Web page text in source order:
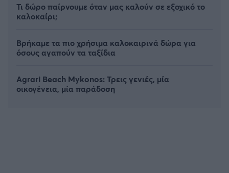
Τι δώρο παίρνουμε όταν μας καλούν σε εξοχικό το
καλοκαίρι;
Βρήκαμε τα πιο χρήσιμα καλοκαιρινά δώρα για
όσους αγαπούν τα ταξίδια
Agrari Beach Mykonos: Τρεις γενιές, μία
οικογένεια, μία παράδοση